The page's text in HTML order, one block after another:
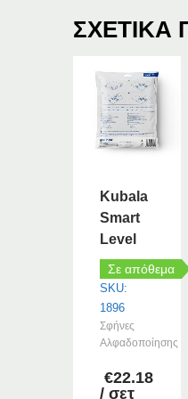
ΣΧΕΤΙΚΆ
Kubala
Smart
Level
Σε απόθεμα
SKU:
1896
Σφήνες
Αλφαδοποίησης
€22.18
/ σετ